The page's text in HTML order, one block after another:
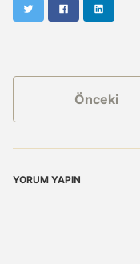
Twitter Facebook
Önceki
YORUM YAPIN